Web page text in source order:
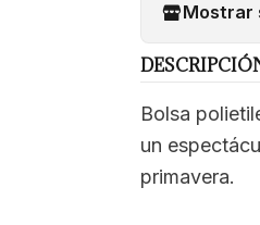
Mostrar
Bolsa
un
primavera.